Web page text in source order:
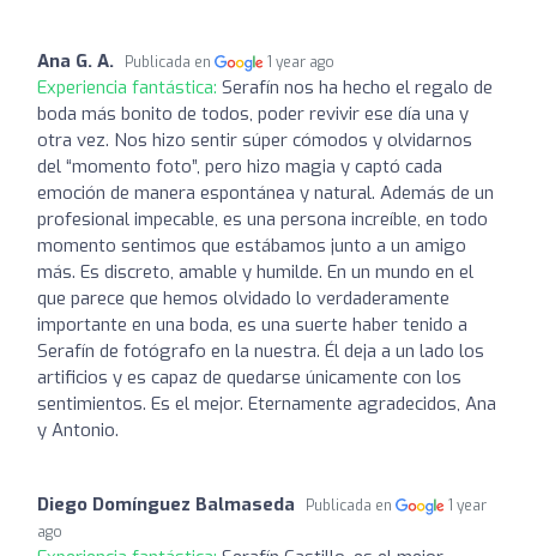
Ana G. A. Publicada en 1 year ago
Experiencia fantástica: Serafín nos ha hecho el regalo de
boda más bonito de todos, poder revivir ese día una y
otra vez. Nos hizo sentir súper cómodos y olvidarnos
del “momento foto”, pero hizo magia y captó cada
emoción de manera espontánea y natural. Además de un
profesional impecable, es una persona increíble, en todo
momento sentimos que estábamos junto a un amigo
más. Es discreto, amable y humilde. En un mundo en el
que parece que hemos olvidado lo verdaderamente
importante en una boda, es una suerte haber tenido a
Serafín de fotógrafo en la nuestra. Él deja a un lado los
artificios y es capaz de quedarse únicamente con los
sentimientos. Es el mejor. Eternamente agradecidos, Ana
y Antonio.
Diego Domínguez Balmaseda Publicada en
1 year
ago